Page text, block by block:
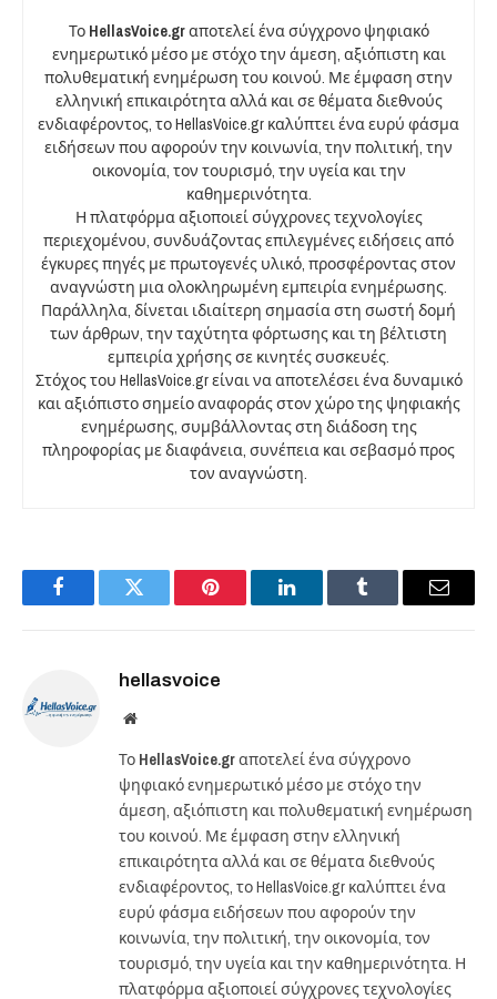
Το HellasVoice.grαποτελεί ένα σύγχρονο ψηφιακό
ενημερωτικό μέσο με στόχο την άμεση, αξιόπιστη και
πολυθεματική ενημέρωση του κοινού. Με έμφαση στην
ελληνική επικαιρότητα αλλά και σε θέματα διεθνούς
ενδιαφέροντος, το HellasVoice.gr καλύπτει ένα ευρύ φάσμα
ειδήσεων που αφορούν την κοινωνία, την πολιτική, την
οικονομία, τον τουρισμό, την υγεία και την
καθημερινότητα.
Η πλατφόρμα αξιοποιεί σύγχρονες τεχνολογίες
περιεχομένου, συνδυάζοντας επιλεγμένες ειδήσεις από
έγκυρες πηγές με πρωτογενές υλικό, προσφέροντας στον
αναγνώστη μια ολοκληρωμένη εμπειρία ενημέρωσης.
Παράλληλα, δίνεται ιδιαίτερη σημασία στη σωστή δομή
των άρθρων, την ταχύτητα φόρτωσης και τη βέλτιστη
εμπειρία χρήσης σε κινητές συσκευές.
Στόχος του HellasVoice.gr είναι να αποτελέσει ένα δυναμικό
και αξιόπιστο σημείο αναφοράς στον χώρο της ψηφιακής
ενημέρωσης, συμβάλλοντας στη διάδοση της
πληροφορίας με διαφάνεια, συνέπεια και σεβασμό προς
τον αναγνώστη.
FacebookTwitter Pinterest LinkedInTumblr Email
hellasvoice
Website
Το HellasVoice.grαποτελεί ένα σύγχρονο
ψηφιακό ενημερωτικό μέσο με στόχο την
άμεση, αξιόπιστη και πολυθεματική ενημέρωση
του κοινού. Με έμφαση στην ελληνική
επικαιρότητα αλλά και σε θέματα διεθνούς
ενδιαφέροντος, το HellasVoice.gr καλύπτει ένα
ευρύ φάσμα ειδήσεων που αφορούν την
κοινωνία, την πολιτική, την οικονομία, τον
τουρισμό, την υγεία και την καθημερινότητα. Η
πλατφόρμα αξιοποιεί σύγχρονες τεχνολογίες